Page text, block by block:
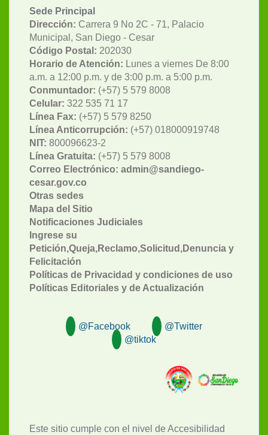
Sede Principal
Dirección: Carrera 9 No 2C - 71, Palacio
Municipal, San Diego - Cesar
Código Postal: 202030
Horario de Atención: Lunes a viernes De 8:00
a.m. a 12:00 p.m. y de 3:00 p.m. a 5:00 p.m.
Conmuntador: (+57) 5 579 8008
Celular: 322 535 71 17
Línea Fax: (+57) 5 579 8250
Línea Anticorrupción: (+57) 018000919748
NIT: 800096623-2
Línea Gratuita: (+57) 5 579 8008
Correo Electrónico: admin@sandiego-
cesar.gov.co
Otras sedes
Mapa del Sitio
Notificaciones Judiciales
Ingrese su
Petición,Queja,Reclamo,Solicitud,Denuncia y
Felicitación
Políticas de Privacidad y condiciones de uso
Políticas Editoriales y de Actualización
@Facebook
@Twitter
@tiktok
Este sitio cumple con el nivel de Accesibilidad